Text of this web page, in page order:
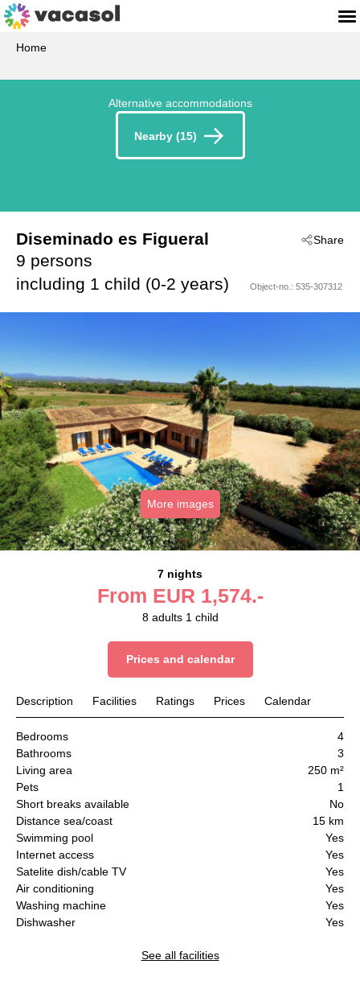
Home
Alternative accommodations
Nearby (15)
Share
Diseminado es Figueral
- 07630
9 persons
including 1 child (0-2 years)
Object-no.: 535-307312
More images
7 nights
From EUR 1,574.-
8 adults 1 child
Prices and calendar
Description Facilities Ratings Prices Calendar
Bedrooms
4
Bathrooms
3
Living area
250 m²
Pets
1
Short breaks available
No
Distance sea/coast
15 km
Swimming pool
Yes
Internet access
Yes
Satelite dish/cable TV
Yes
Air conditioning
Yes
Washing machine
Yes
Dishwasher
Yes
See all facilities